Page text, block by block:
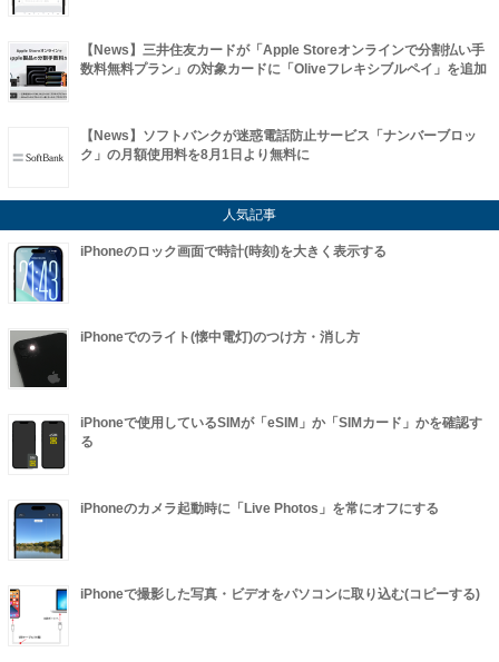
【News】三井住友カードが「Apple Storeオンラインで分割払い手
数料無料プラン」の対象カードに「Oliveフレキシブルペイ」を追加
【News】ソフトバンクが迷惑電話防止サービス「ナンバーブロッ
ク」の月額使用料を8月1日より無料に
人気記事
iPhoneのロック画面で時計(時刻)を大きく表示する
iPhoneでのライト(懐中電灯)のつけ方・消し方
iPhoneで使用しているSIMが「eSIM」か「SIMカード」かを確認す
る
iPhoneのカメラ起動時に「Live Photos」を常にオフにする
iPhoneで撮影した写真・ビデオをパソコンに取り込む(コピーする)